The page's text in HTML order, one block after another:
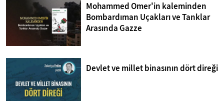
Mohammed Omer'in kaleminden
Bombardıman Uçakları ve Tanklar
Arasında Gazze
Devlet ve millet binasının dört direği